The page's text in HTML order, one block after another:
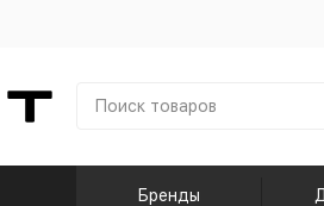
Бренды